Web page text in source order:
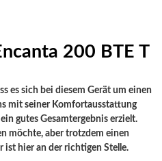
200 BTE T
es sich bei diesem Gerät um einen
mit seiner Komfortausstattung
gutes Gesamtergebnis erzielt.
möchte, aber trotzdem einen
ist hier an der richtigen Stelle.